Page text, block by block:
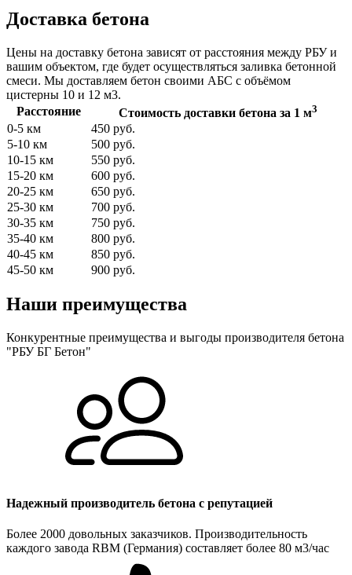
Доставка бетона
Цены на доставку бетона зависят от расстояния между РБУ и
вашим объектом, где будет осуществляться заливка бетонной
смеси. Мы доставляем бетон своими АБС с объёмом
цистерны 10 и 12 м3.
Расстояние
Стоимость доставки бетона за 1 м3
0-5 км
450 руб.
5-10 км
500 руб.
10-15 км
550 руб.
15-20 км
600 руб.
20-25 км
650 руб.
25-30 км
700 руб.
30-35 км
750 руб.
35-40 км
800 руб.
40-45 км
850 руб.
45-50 км
900 руб.
Наши преимущества
Конкурентные преимущества и выгоды производителя бетона
"РБУ БГ Бетон"
Надежный производитель бетона с репутацией
Более 2000 довольных заказчиков. Производительность
каждого завода RBM (Германия) составляет более 80 м3/час